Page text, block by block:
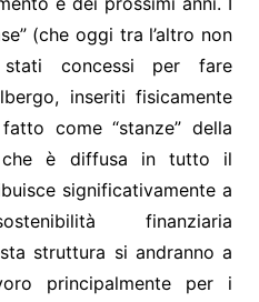
(che oggi tra l’altro non
concessi per fare
inseriti fisicamente
come “stanze” della
che è diffusa in tutto il
significativamente a
finanziaria
struttura si andranno a
principalmente per i